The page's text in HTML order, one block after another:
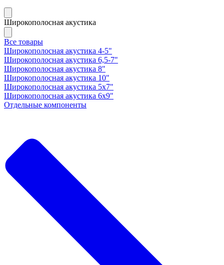
Широкополосная акустика
Все товары
Широкополосная акустика 4-5"
Широкополосная акустика 6,5-7"
Широкополосная акустика 8"
Широкополосная акустика 10"
Широкополосная акустика 5х7"
Широкополосная акустика 6х9"
Отдельные компоненты